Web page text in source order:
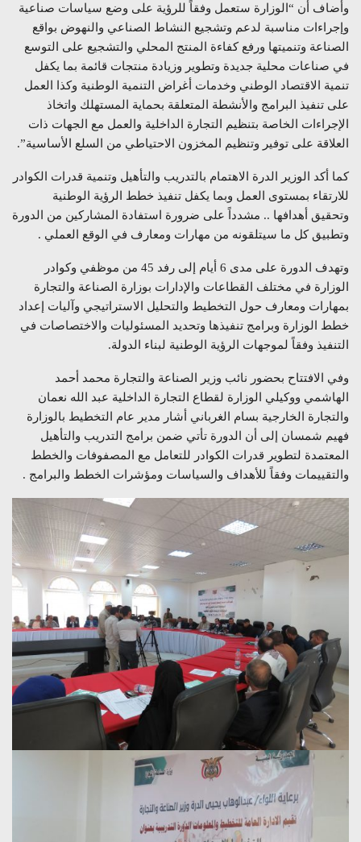
وأضاف أن “الوزارة ستعمل وفقاً للرؤية على وضع سياسات صناعية
وإجراءات مناسبة لدعم وتشجيع النشاط الصناعي والنهوض بواقع
الصناعة وتنميتها ورفع كفاءة المنتج المحلي والتشجيع على التوسع
في صناعات محلية جديدة وتطوير وزيادة منتجات قائمة بما يكفل
تنمية الاقتصاد الوطني وخدمات أغراض التنمية الوطنية وكذا العمل
على تنفيذ البرامج والأنشطة المتعلقة بحماية المستهلك واتخاذ
الإجراءات الخاصة بتنظيم التجارة الداخلية والعمل مع الجهات ذات
العلاقة على توفير وتنظيم المخزون الاحتياطي من السلع الأساسية”.
كما أكد الوزير الدرة الاهتمام بالتدريب والتأهيل وتنمية قدرات الكوادر
للارتقاء بمستوى العمل وبما يكفل تنفيذ خطط الرؤية الوطنية
وتحقيق أهدافها .. مشدداً على ضرورة استفادة المشاركين من الدورة
وتطبيق كل ما سيتلقونه من مهارات ومعارف في الوقع العملي .
وتهدف الدورة على مدى 6 أيام إلى رفد 45 من موظفي وكوادر
الوزارة في مختلف القطاعات والإدارات بوزارة الصناعة والتجارة
بمهارات ومعارف حول التخطيط والتحليل الاستراتيجي وآليات إعداد
خطط الوزارة وبرامج تنفيذها وتحديد المسئوليات والاختصاصات في
التنفيذ وفقاً لموجهات الرؤية الوطنية لبناء الدولة.
وفي الافتتاح بحضور نائب وزير الصناعة والتجارة محمد أحمد
الهاشمي ووكيلي الوزارة لقطاع التجارة الداخلية عبد الله نعمان
والتجارة الخارجية بسام الغرباني أشار مدير عام التخطيط بالوزارة
فهيم شمسان إلى أن الدورة تأتي ضمن برامج التدريب والتأهيل
المعتمدة لتطوير قدرات الكوادر للتعامل مع المصفوفات والخطط
والتقييمات وفقاً للأهداف والسياسات ومؤشرات الخطط والبرامج .